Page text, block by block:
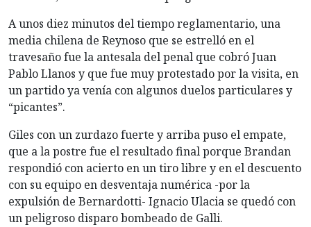
A unos diez minutos del tiempo reglamentario, una
media chilena de Reynoso que se estrelló en el
travesaño fue la antesala del penal que cobró Juan
Pablo Llanos y que fue muy protestado por la visita, en
un partido ya venía con algunos duelos particulares y
“picantes”.
Giles con un zurdazo fuerte y arriba puso el empate,
que a la postre fue el resultado final porque Brandan
respondió con acierto en un tiro libre y en el descuento
con su equipo en desventaja numérica -por la
expulsión de Bernardotti- Ignacio Ulacia se quedó con
un peligroso disparo bombeado de Galli.